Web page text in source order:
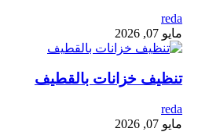
reda
مايو 07, 2026
تنظيف خزانات بالقطيف
reda
مايو 07, 2026